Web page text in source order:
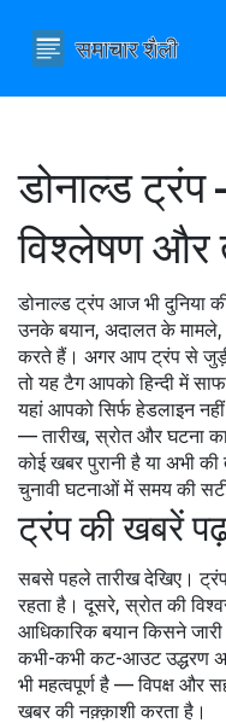
डोनाल्ड
विश्लेषण
डोनाल्ड ट्रंप आज भी दुनिया
उनके बयान, अदालत के
करते हैं। अगर आप ट्रंप से
तो यह टैग आपको हिन्दी में
यहां आपको सिर्फ हेडलाइन
— तारीख, स्रोत और घटना
कोई खबर पुरानी है या अभी
चुनावी घटनाओं में समय की
ट्रंप की खबरें
सबसे पहले तारीख देखिए। ट्रंप
रहता है। दूसरे, स्रोत की
आधिकारिक बयान किसने जारी
कभी-कभी कट-आउट उद्धरण
भी महत्वपूर्ण है — विपक्ष और
खबर की नक़्क़ाशी करता है।